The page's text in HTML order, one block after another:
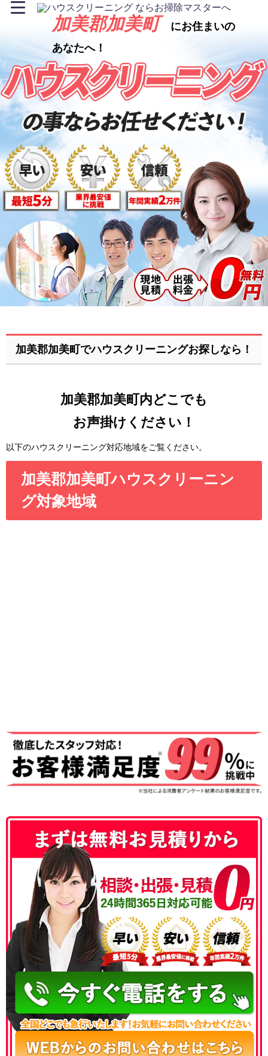
加美郡加美町 にお住まいの
あなたへ！
加美郡加美町でハウスクリーニングお探しなら！
加美郡加美町内どこでも
お声掛けください！
以下のハウスクリーニング対応地域をご覧ください。
加美郡加美町ハウスクリーニン
グ対象地域
050-3177-5687